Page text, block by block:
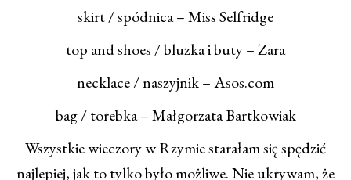
skirt / spódnica – Miss Selfridge
top and shoes / bluzka i buty – Zara
necklace / naszyjnik – Asos.com
bag / torebka – Małgorzata Bartkowiak
Wszystkie wieczory w Rzymie starałam się spędzić
najlepiej, jak to tylko było możliwe. Nie ukrywam, że